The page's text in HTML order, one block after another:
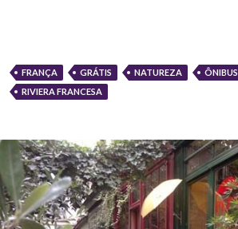
FRANÇA GRÁTIS NATUREZA
ÔNIBUS
RIVIERA FRANCESA